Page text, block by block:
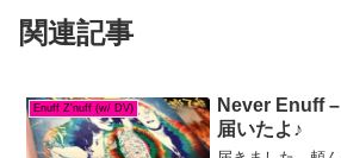
関連記事
Enuff Z'nuff (w/ DV)
Never Enuff
届いたよ♪